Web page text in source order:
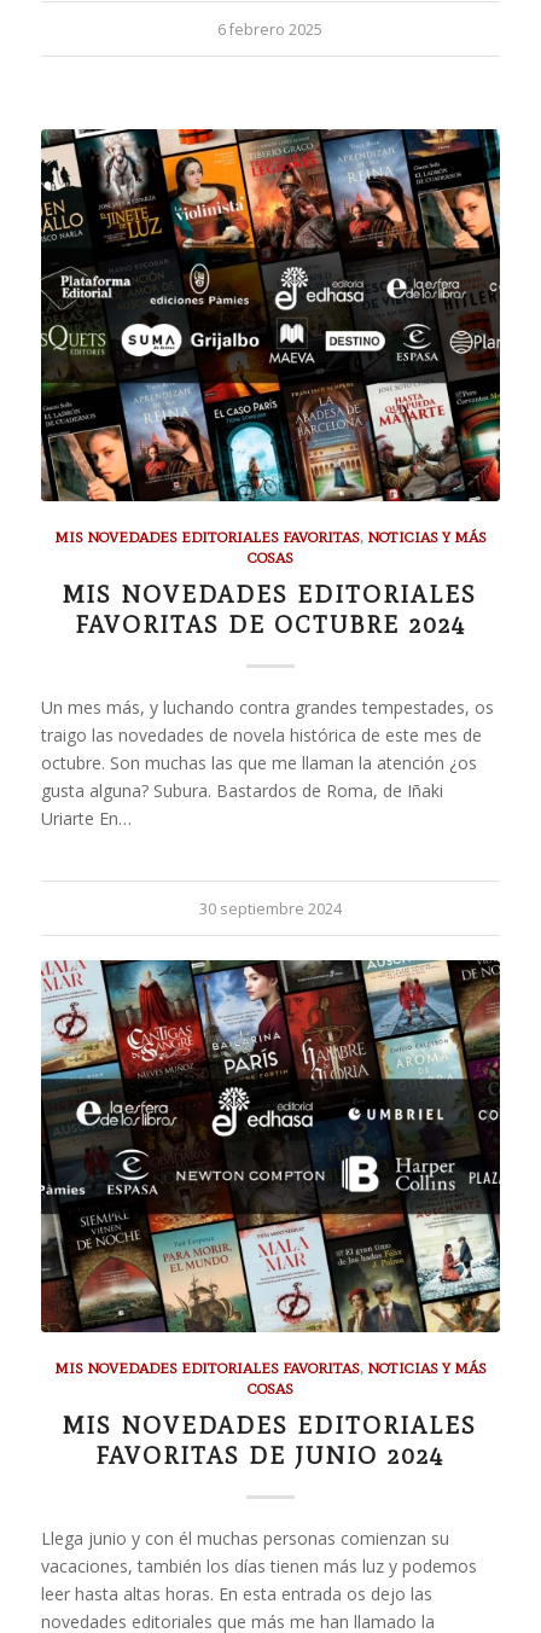
6 febrero 2025
MIS NOVEDADES EDITORIALES FAVORITAS, NOTICIAS Y MÁS
COSAS
MIS NOVEDADES EDITORIALES
FAVORITAS DE OCTUBRE 2024
Un mes más, y luchando contra grandes tempestades, os
traigo las novedades de novela histórica de este mes de
octubre. Son muchas las que me llaman la atención ¿os
gusta alguna? Subura. Bastardos de Roma, de Iñaki
Uriarte En…
30 septiembre 2024
MIS NOVEDADES EDITORIALES FAVORITAS, NOTICIAS Y MÁS
COSAS
MIS NOVEDADES EDITORIALES
FAVORITAS DE JUNIO 2024
Llega junio y con él muchas personas comienzan su
vacaciones, también los días tienen más luz y podemos
leer hasta altas horas. En esta entrada os dejo las
novedades editoriales que más me han llamado la